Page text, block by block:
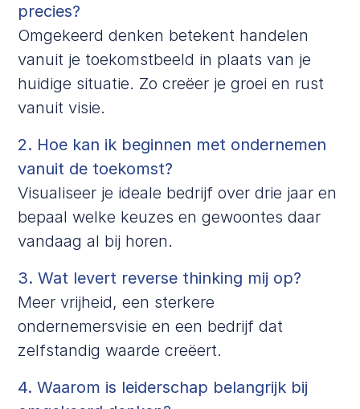
precies?
Omgekeerd denken betekent handelen
vanuit je toekomstbeeld in plaats van je
huidige situatie. Zo creëer je groei en rust
vanuit visie.
2. Hoe kan ik beginnen met ondernemen
vanuit de toekomst?
Visualiseer je ideale bedrijf over drie jaar en
bepaal welke keuzes en gewoontes daar
vandaag al bij horen.
3. Wat levert reverse thinking mij op?
Meer vrijheid, een sterkere
ondernemersvisie en een bedrijf dat
zelfstandig waarde creëert.
4. Waarom is leiderschap belangrijk bij